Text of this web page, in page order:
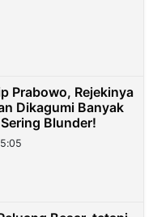
Prabowo, Rejekinya
Dikagumi Banyak
Blunder!